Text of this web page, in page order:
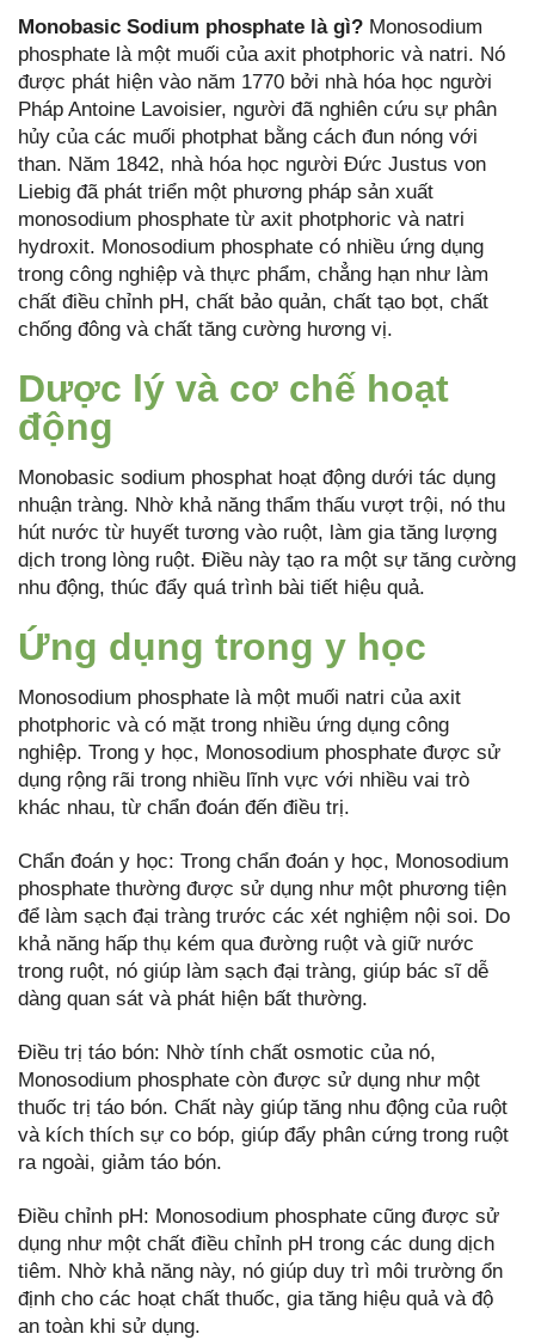
Monobasic Sodium phosphate là gì? Monosodium
phosphate là một muối của axit photphoric và natri. Nó
được phát hiện vào năm 1770 bởi nhà hóa học người
Pháp Antoine Lavoisier, người đã nghiên cứu sự phân
hủy của các muối photphat bằng cách đun nóng với
than. Năm 1842, nhà hóa học người Đức Justus von
Liebig đã phát triển một phương pháp sản xuất
monosodium phosphate từ axit photphoric và natri
hydroxit. Monosodium phosphate có nhiều ứng dụng
trong công nghiệp và thực phẩm, chẳng hạn như làm
chất điều chỉnh pH, chất bảo quản, chất tạo bọt, chất
chống đông và chất tăng cường hương vị.
Dược lý và cơ chế hoạt
động
Monobasic sodium phosphat hoạt động dưới tác dụng
nhuận tràng. Nhờ khả năng thẩm thấu vượt trội, nó thu
hút nước từ huyết tương vào ruột, làm gia tăng lượng
dịch trong lòng ruột. Điều này tạo ra một sự tăng cường
nhu động, thúc đẩy quá trình bài tiết hiệu quả.
Ứng dụng trong y học
Monosodium phosphate là một muối natri của axit
photphoric và có mặt trong nhiều ứng dụng công
nghiệp. Trong y học, Monosodium phosphate được sử
dụng rộng rãi trong nhiều lĩnh vực với nhiều vai trò
khác nhau, từ chẩn đoán đến điều trị.
Chẩn đoán y học: Trong chẩn đoán y học, Monosodium
phosphate thường được sử dụng như một phương tiện
để làm sạch đại tràng trước các xét nghiệm nội soi. Do
khả năng hấp thụ kém qua đường ruột và giữ nước
trong ruột, nó giúp làm sạch đại tràng, giúp bác sĩ dễ
dàng quan sát và phát hiện bất thường.
Điều trị táo bón: Nhờ tính chất osmotic của nó,
Monosodium phosphate còn được sử dụng như một
thuốc trị táo bón. Chất này giúp tăng nhu động của ruột
và kích thích sự co bóp, giúp đẩy phân cứng trong ruột
ra ngoài, giảm táo bón.
Điều chỉnh pH: Monosodium phosphate cũng được sử
dụng như một chất điều chỉnh pH trong các dung dịch
tiêm. Nhờ khả năng này, nó giúp duy trì môi trường ổn
định cho các hoạt chất thuốc, gia tăng hiệu quả và độ
an toàn khi sử dụng.